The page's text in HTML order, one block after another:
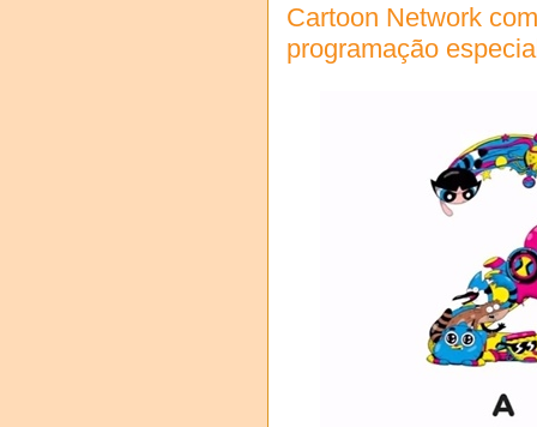
Cartoon Network
programação